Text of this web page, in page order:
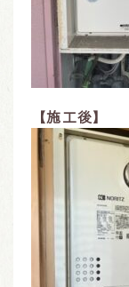
【施工後】